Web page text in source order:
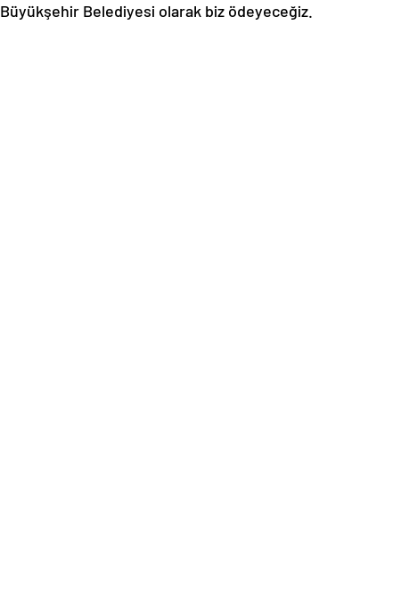
Büyükşehir Belediyesi olarak biz ödeyeceğiz.